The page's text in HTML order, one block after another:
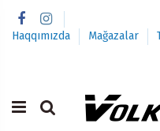
Haqqımızda Mağazalar